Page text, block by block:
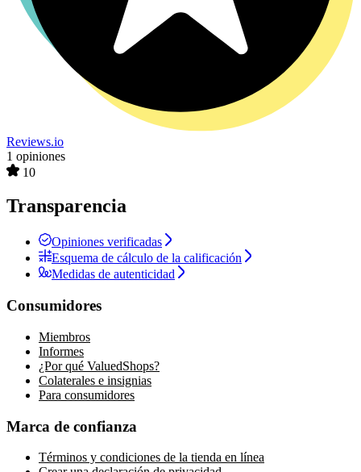
Reviews.io
1 opiniones
10
Transparencia
Opiniones verificadas
Esquema de cálculo de la calificación
Medidas de autenticidad
Consumidores
Miembros
Informes
¿Por qué ValuedShops?
Colaterales e insignias
Para consumidores
Marca de confianza
Términos y condiciones de la tienda en línea